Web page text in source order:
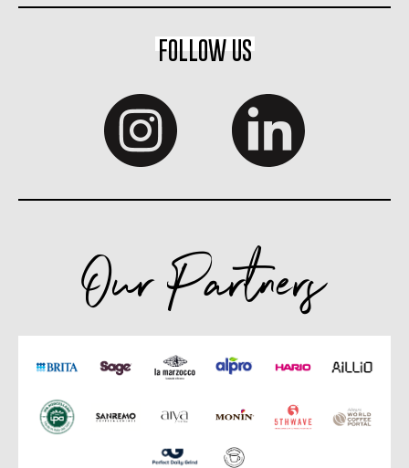
FOLLOW US
Our Partners